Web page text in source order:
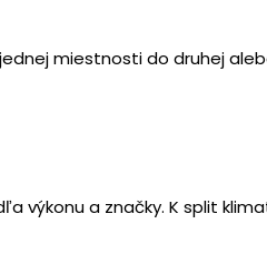
miestnosti do druhej
výkonu a značky. K split